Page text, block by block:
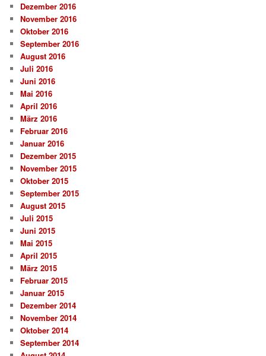
Dezember 2016
November 2016
Oktober 2016
September 2016
August 2016
Juli 2016
Juni 2016
Mai 2016
April 2016
März 2016
Februar 2016
Januar 2016
Dezember 2015
November 2015
Oktober 2015
September 2015
August 2015
Juli 2015
Juni 2015
Mai 2015
April 2015
März 2015
Februar 2015
Januar 2015
Dezember 2014
November 2014
Oktober 2014
September 2014